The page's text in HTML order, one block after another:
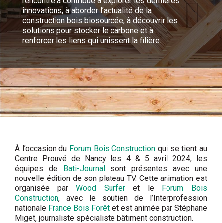
innovations, à aborder l’actualité de la
construction bois biosourcée, à découvrir les
solutions pour stocker le carbone et à
renforcer les liens qui unissent la filière.
À l’occasion du Forum Bois Construction qui se tient au
Centre Prouvé de Nancy les 4 & 5 avril 2024, les
équipes de Bati-Journal sont présentes avec une
nouvelle édition de son plateau TV. Cette animation est
organisée parWood Surferet le Forum Bois
Construction, avec le soutien de l’Interprofession
nationale France Bois Forêt et est animée par Stéphane
Miget, journaliste spécialiste bâtiment construction.